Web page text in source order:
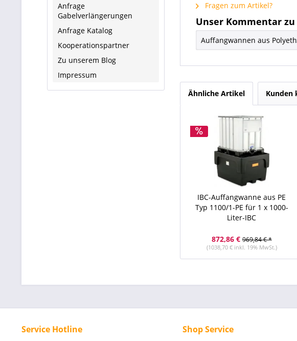
Anfrage
Gabelverlängerungen
Anfrage Katalog
Kooperationspartner
Zu unserem Blog
Impressum
Fragen zum Artikel?
Unser Kommentar zu
Auffangwannen aus
Ähnliche Artikel Kunden
IBC-Auffangwanne aus PE
Typ 1100/1-PE für 1 x 1000-
Liter-IBC
872,86 € 969,84 € *
(1038,70 € inkl. 19% MwSt.)
Service Hotline Shop Service